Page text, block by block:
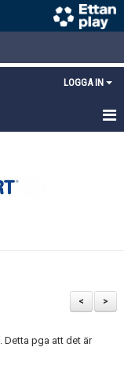
LOGGA IN
>
<
Detta pga att det är